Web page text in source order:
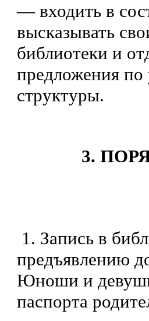
— входить в
высказывать
библиотеки и
предложения
структуры.
3.
1. Запись в
предъявлению
Юноши и
паспорта